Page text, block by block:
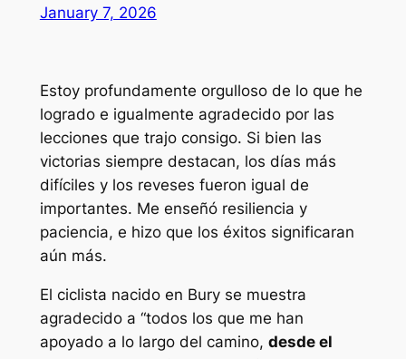
January 7, 2026
Estoy profundamente orgulloso de lo que he
logrado e igualmente agradecido por las
lecciones que trajo consigo. Si bien las
victorias siempre destacan, los días más
difíciles y los reveses fueron igual de
importantes. Me enseñó resiliencia y
paciencia, e hizo que los éxitos significaran
aún más.
El ciclista nacido en Bury se muestra
agradecido a “todos los que me han
apoyado a lo largo del camino, desde el